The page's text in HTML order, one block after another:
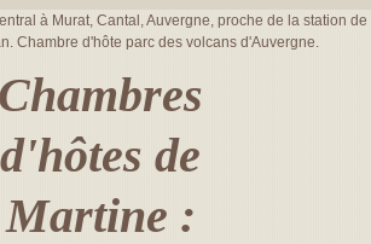
à Murat, Cantal, Auvergne, proche de la station de
Chambre d'hôte parc des volcans d'Auvergne.
Chambres
d'hôtes de
Martine :